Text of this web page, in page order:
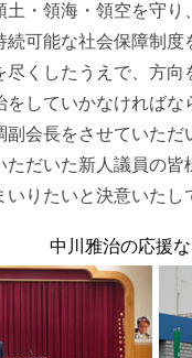
土・領海・領空を守
続可能な社会保障制
尽くしたうえで、方
をしていかなければな
会長をさせていただ
ただいた新人議員の
いりたいと決意いたし
中川雅治の応援